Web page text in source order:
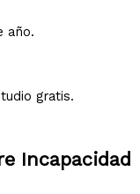
año.
gratis.
Incapacidad